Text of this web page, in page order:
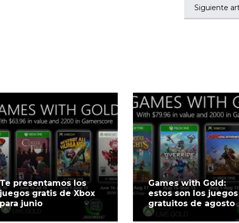
Siguiente
Te presentamos los
juegos gratis de Xbox
para junio
Games with Gold:
estos son los juegos
gratuitos de agosto